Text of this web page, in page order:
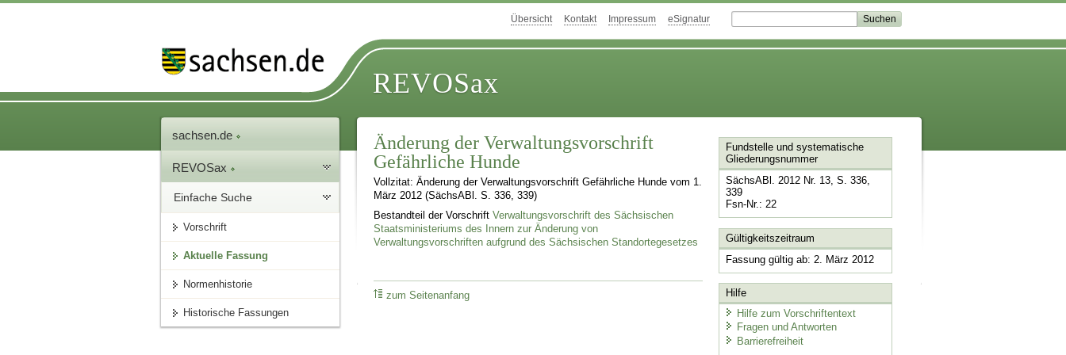
Übersicht Kontakt Impressum eSignatur
REVOSax
sachsen.de
REVOSax
Einfache Suche
Vorschrift
Aktuelle Fassung
Normenhistorie
Historische Fassungen
Änderung der Verwaltungsvorschrift
Gefährliche Hunde
Vollzitat: Änderung der Verwaltungsvorschrift Gefährliche Hunde vom 1.
März 2012 (SächsABl. S. 336, 339)
Bestandteil der VorschriftVerwaltungsvorschrift des Sächsischen
Staatsministeriums des Innern zur Änderung von
Verwaltungsvorschriften aufgrund des Sächsischen Standortegesetzes
zum Seitenanfang
Fundstelle und systematische
Gliederungsnummer
SächsABl. 2012 Nr. 13, S. 336,
339
Fsn-Nr.: 22
Gültigkeitszeitraum
Fassung gültig ab: 2. März 2012
Hilfe
Hilfe zum Vorschriftentext
Fragen und Antworten
Barrierefreiheit